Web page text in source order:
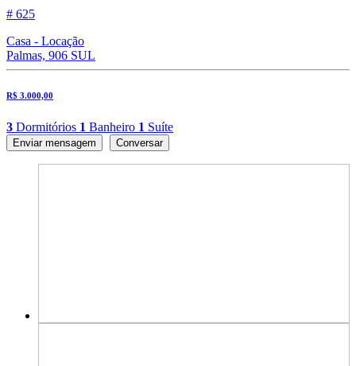
# 625
Casa - Locação
Palmas, 906 SUL
R$ 3.000,00
3 Dormitórios 1 Banheiro 1 Suíte
Enviar mensagem Conversar